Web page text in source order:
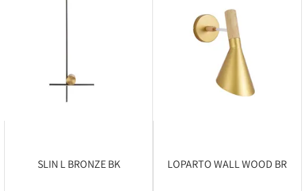
LOPARTO WALL WOOD BR
SLIN L BRONZE BK